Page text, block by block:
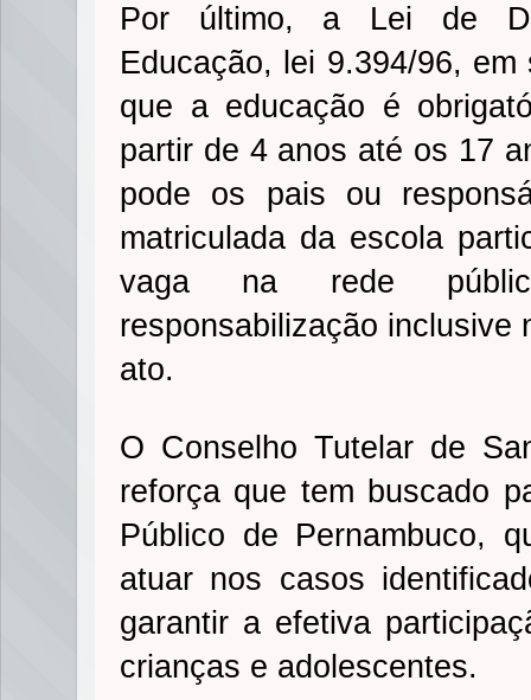
Por último, a Lei de
Educação, lei 9.394/96,
que a educação é
partir de 4 anos até os 17
pode os pais ou
matriculada da escola
vaga na rede
responsabilização inclusive
ato.
O Conselho Tutelar de
reforça que tem buscado
Público de Pernambuco,
atuar nos casos
garantir a efetiva
crianças e adolescentes.